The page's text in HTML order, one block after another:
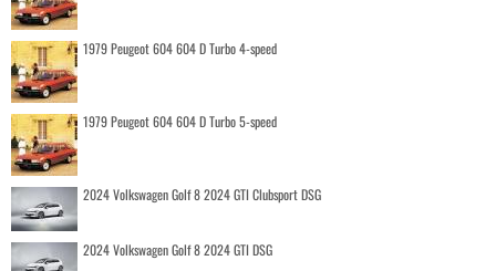
1979 Peugeot 604 604 D Turbo 4-speed
1979 Peugeot 604 604 D Turbo 5-speed
2024 Volkswagen Golf 8 2024 GTI Clubsport DSG
2024 Volkswagen Golf 8 2024 GTI DSG